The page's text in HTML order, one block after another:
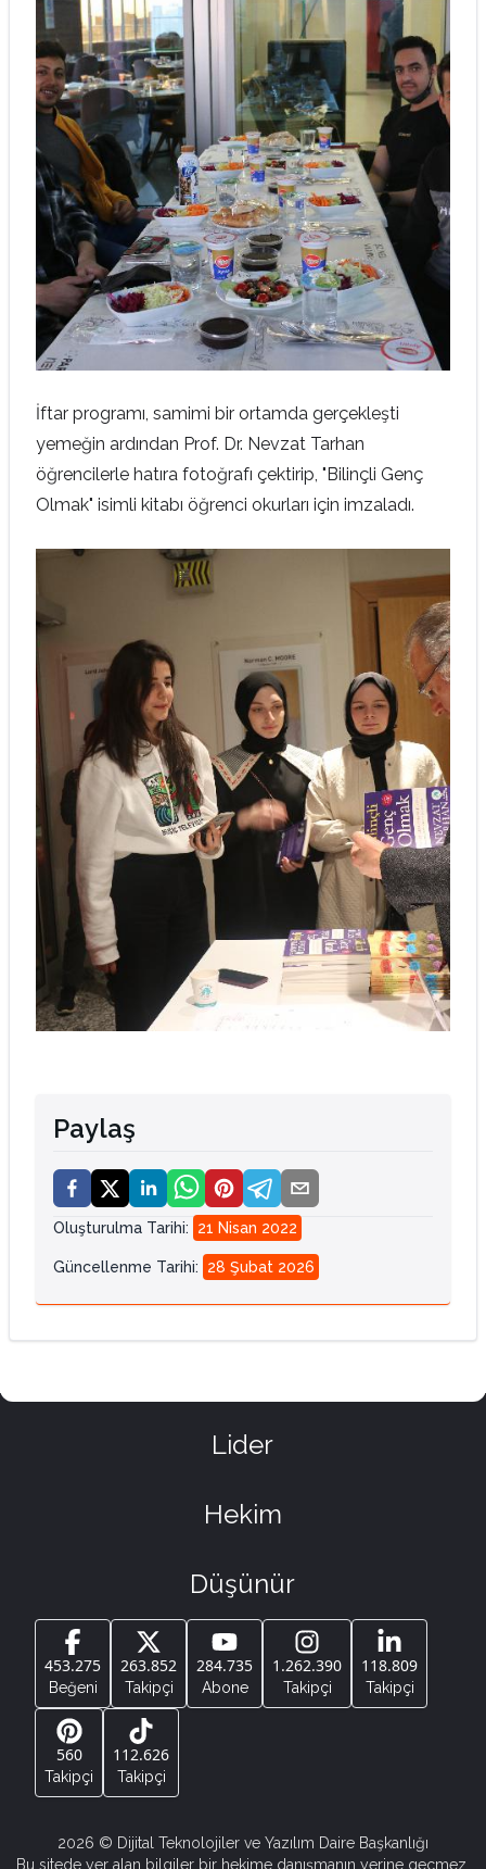
İftar programı, samimi bir ortamda gerçekleşti
yemeğin ardından Prof. Dr. Nevzat Tarhan
öğrencilerle hatıra fotoğrafı çektirip, "Bilinçli Genç
Olmak" isimli kitabı öğrenci okurları için imzaladı.
Paylaş
Oluşturulma Tarihi: 21 Nisan 2022
Güncellenme Tarihi: 28 Şubat 2026
Lider
Hekim
Düşünür
453.275
Beğeni
263.852
Takipçi
284.735
Abone
1.262.390
Takipçi
118.809
Takipçi
560
Takipçi
112.626
Takipçi
2026 © Dijital Teknolojiler ve Yazılım Daire Başkanlığı
Bu sitede yer alan bilgiler bir hekime danışmanın yerine geçmez.